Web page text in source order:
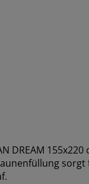
DREAM